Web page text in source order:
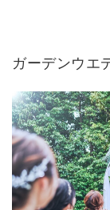
ガーデンウエ